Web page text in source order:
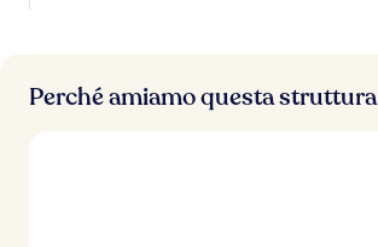
Perché amiamo questa struttura